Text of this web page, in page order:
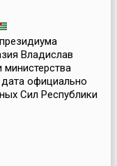
Владислав
официально
Сил Республики